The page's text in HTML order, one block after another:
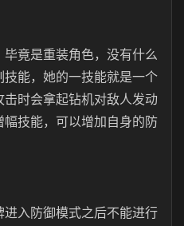
竟是重装角色，没有什么
能，她的一技能就是一个
时会拿起钻机对敌人发动
技能，可以增加自身的防
入防御模式之后不能进行